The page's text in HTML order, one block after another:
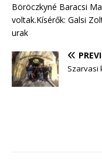
Böröczkyné Baracsi
voltak.Kísérők: Galsi
urak
Szarvasi